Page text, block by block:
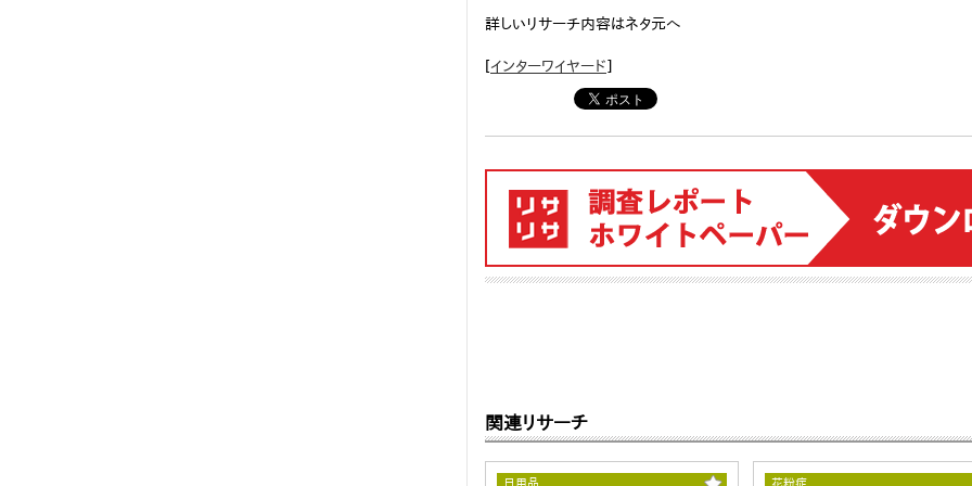
詳しいリサーチ内容はネタ元へ
[インターワイヤード]
関連リサーチ
日用品 花粉症